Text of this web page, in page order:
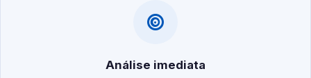
Análise imediata